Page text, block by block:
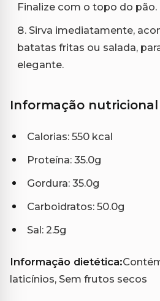
Finalize com o topo do pão.
Sirva imediatamente,
batatas fritas ou salada,
elegante.
Informação nutricional
Calorias: 550 kcal
Proteína: 35.0g
Gordura: 35.0g
Carboidratos: 50.0g
Sal: 2.5g
Informação dietética:
laticínios, Sem frutos secos